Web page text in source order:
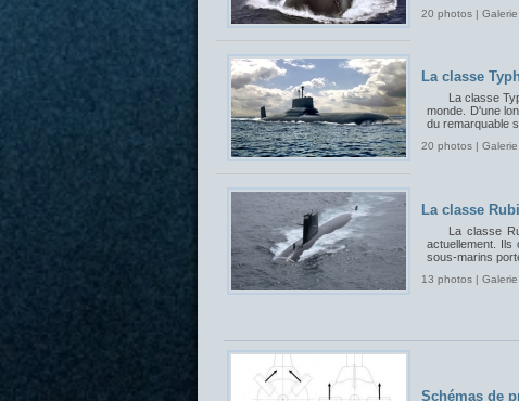
20 photos |
La classe
La classe
monde. D'une
du remarquable
20 photos |
La classe
La classe
actuellement.
sous-marins
13 photos |
Schémas de